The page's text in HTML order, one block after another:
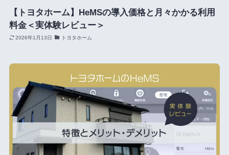
【トヨタホーム】HeMSの導入価格と月々かかる利用
料金＜実体験レビュー＞
2026年1月13日 トヨタホーム